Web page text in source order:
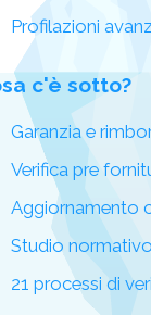
Profilazioni
c'è sotto?
Garanzia e
Verifica pre
Aggiornamento
Studio normativo
21 processi di